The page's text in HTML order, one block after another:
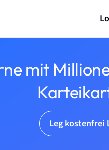
mit
Leg kostenfrei